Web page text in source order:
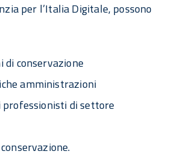
per l’Italia Digitale, possono
conservazione
amministrazioni
professionisti di settore